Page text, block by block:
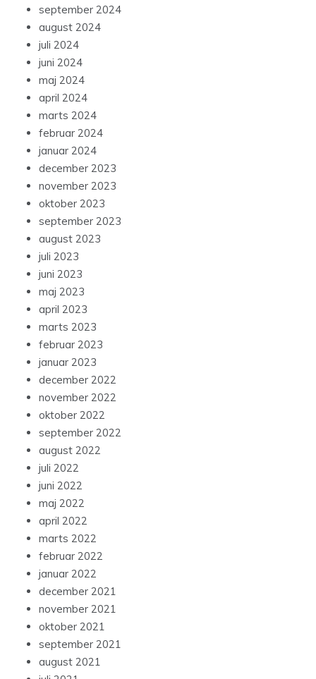
september 2024
august 2024
juli 2024
juni 2024
maj 2024
april 2024
marts 2024
februar 2024
januar 2024
december 2023
november 2023
oktober 2023
september 2023
august 2023
juli 2023
juni 2023
maj 2023
april 2023
marts 2023
februar 2023
januar 2023
december 2022
november 2022
oktober 2022
september 2022
august 2022
juli 2022
juni 2022
maj 2022
april 2022
marts 2022
februar 2022
januar 2022
december 2021
november 2021
oktober 2021
september 2021
august 2021